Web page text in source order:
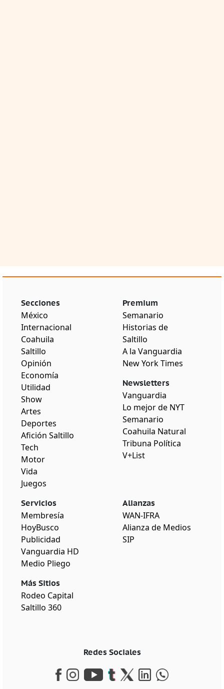
Secciones
México
Internacional
Coahuila
Saltillo
Opinión
Economía
Utilidad
Show
Artes
Deportes
Afición Saltillo
Tech
Motor
Vida
Juegos
Premium
Semanario
Historias de
Saltillo
A la Vanguardia
New York Times
Newsletters
Vanguardia
Lo mejor de NYT
Semanario
Coahuila Natural
Tribuna Política
V+List
Servicios
Membresía
HoyBusco
Publicidad
Vanguardia HD
Medio Pliego
Más Sitios
Rodeo Capital
Saltillo 360
Alianzas
WAN-IFRA
Alianza de Medios
SIP
Redes Sociales